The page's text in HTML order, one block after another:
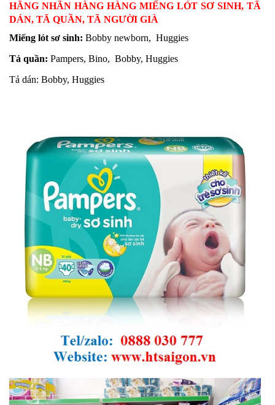
HÃNG NHÃN HÀNG HÀNG MIẾNG LÓT SƠ SINH, TÃ
DÁN, TÃ QUẦN, TÃ NGƯỜI GIÀ
Miếng lót sơ sinh: Bobby newborn, Huggies
Tả quần: Pampers, Bino, Bobby, Huggies
Tả dán: Bobby, Huggies